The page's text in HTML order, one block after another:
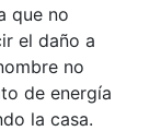
que no
el daño a
no
de energía
la casa.